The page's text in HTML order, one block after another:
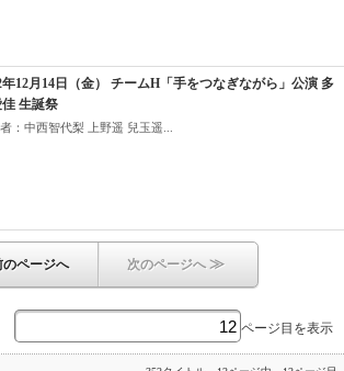
年12月14日（金） チームH「手をつなぎながら」公演 多
佳 生誕祭
：中西智代梨 上野遥 兒玉遥...
のページへ 次のページへ≫
ページ目を表示